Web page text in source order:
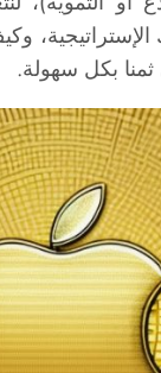
الإستراتيجية،
ثمنا بكل سهولة.